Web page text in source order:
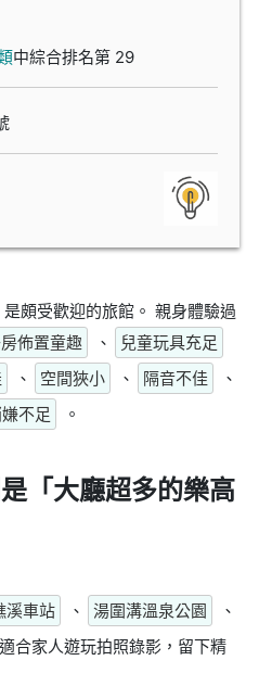
中綜合排名第 29
頗受歡迎的旅館。 親身體驗過
佈置童趣 、
兒童玩具充足
、 空間狹小 、 隔音不佳
、
不足 。
「大廳超多的樂高
溪車站 、 湯圍溝溫泉公園
、
適合家人遊玩拍照錄影，留下精